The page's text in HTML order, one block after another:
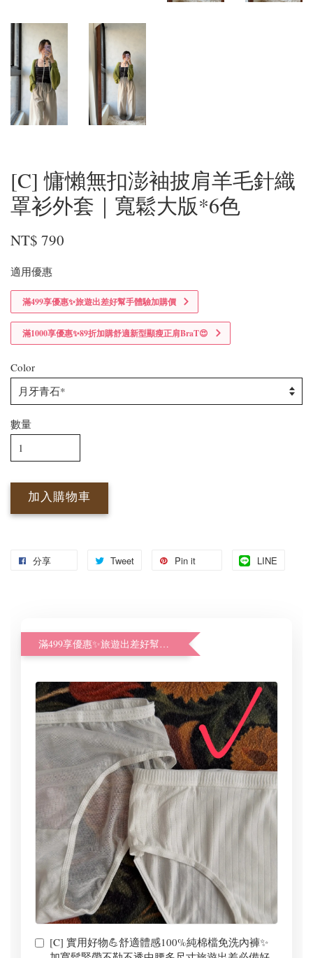
[C] 慵懶無扣澎袖披肩羊毛針織
罩衫外套｜寬鬆大版*6色
NT$ 790
適用優惠
滿499享優惠✨旅遊出差好幫手體驗加購價
滿1000享優惠✨89折加購舒適新型顯瘦正肩BraT😍
Color
數量
加入購物車
分享 Tweet Pin it LINE
滿499享優惠✨旅遊出差好幫手體驗加購價
[C] 實用好物💪舒適體感100%純棉檔免洗內褲✨